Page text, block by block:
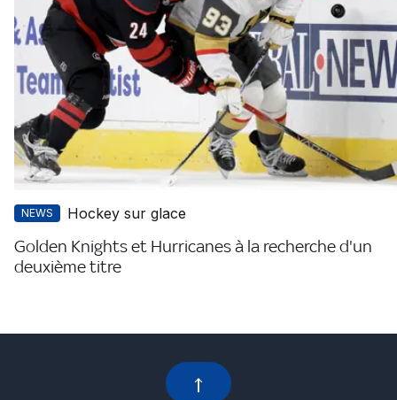
NEWS Hockey sur glace
Golden Knights et Hurricanes à la recherche d'un
deuxième titre